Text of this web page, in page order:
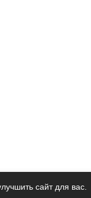
сайт для вас.